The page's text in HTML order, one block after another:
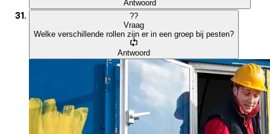
Antwoord
??
Vraag
Welke verschillende rollen zijn er in een groep bij pesten?
Antwoord